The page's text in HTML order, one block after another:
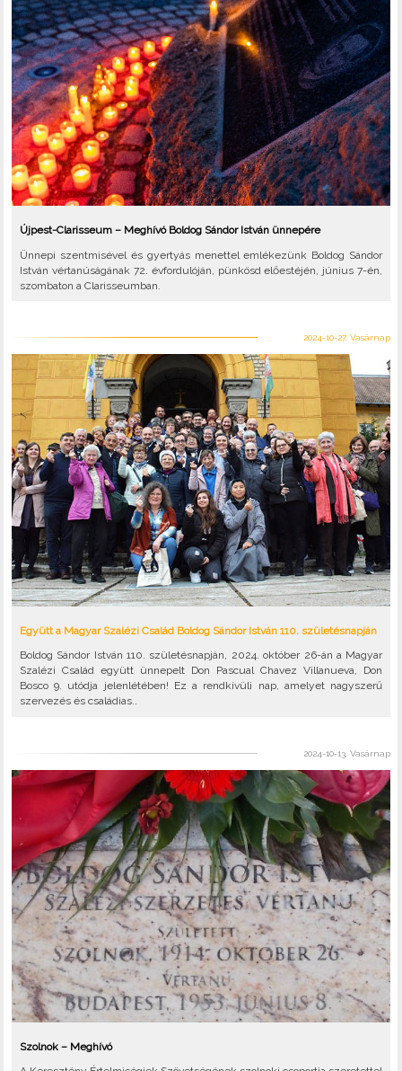
Újpest-Clarisseum – Meghívó Boldog Sándor István ünnepére
Ünnepi szentmisével és gyertyás menettel emlékezünk Boldog Sándor
István vértanúságának 72. évfordulóján, pünkösd előestéjén, június 7-én,
szombaton a Clarisseumban.
2024-10-27, Vasárnap
Együtt a Magyar Szalézi Család Boldog Sándor István 110. születésnapján
Boldog Sándor István 110. születésnapján, 2024. október 26-án a Magyar
Szalézi Család együtt ünnepelt Don Pascual Chavez Villanueva, Don
Bosco 9. utódja jelenlétében! Ez a rendkívüli nap, amelyet nagyszerű
szervezés és családias..
2024-10-13, Vasárnap
Szolnok – Meghívó